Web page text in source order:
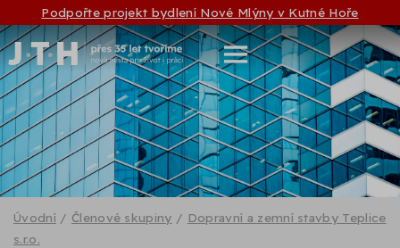
Podpořte projekt bydlení Nové Mlýny v Kutné Hoře
Úvodní / Členové skupiny / Dopravní a zemní stavby Teplice
s.r.o.